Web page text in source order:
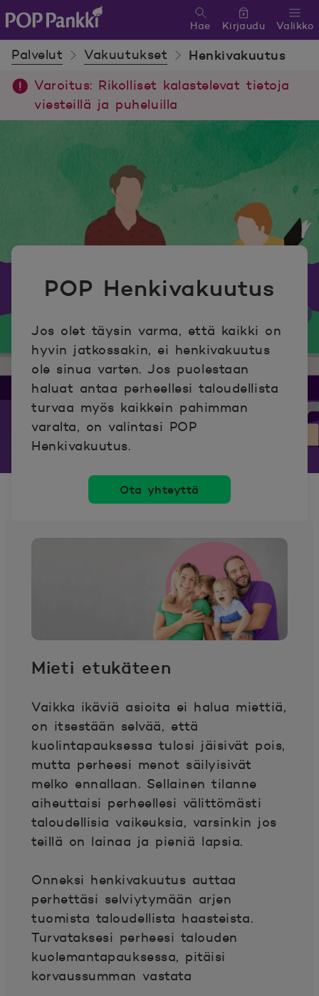
POP Pankki, etusivulle
Valikko
Hae Kirjaudu
Palvelut Vakuutukset Henkivakuutus
Varoitus: Rikolliset kalastelevat tietoja
viesteillä ja puheluilla
POP Henkivakuutus
Jos olet täysin varma, että kaikki on
hyvin jatkossakin, ei henkivakuutus
ole sinua varten.Jos puolestaan
haluat antaa perheellesi taloudellista
turvaa myös kaikkein pahimman
varalta, on valintasi POP
Henkivakuutus.
Ota yhteyttä
Mieti etukäteen
Vaikka ikäviä asioita ei halua miettiä,
on itsestään selvää, että
kuolintapauksessa tulosi jäisivät pois,
mutta perheesi menot säilyisivät
melko ennallaan. Sellainen tilanne
aiheuttaisi perheellesi välittömästi
taloudellisia vaikeuksia, varsinkin jos
teillä on lainaa ja pieniä lapsia.
Onneksi henkivakuutus auttaa
perhettäsi selviytymään arjen
tuomista taloudellista haasteista.
Turvataksesi perheesi talouden
kuolemantapauksessa, pitäisi
korvaussumman vastata